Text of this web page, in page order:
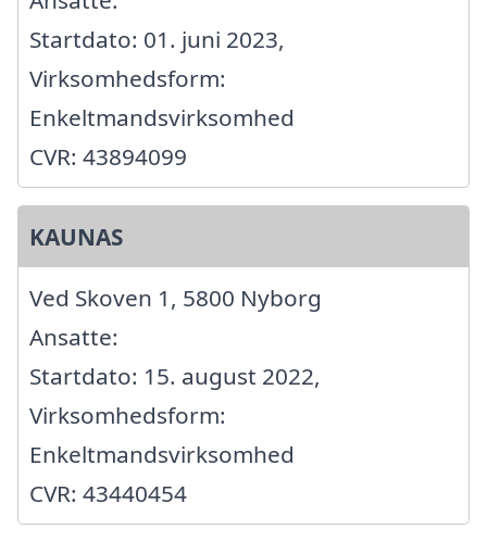
Startdato: 01. juni 2023,
Virksomhedsform:
Enkeltmandsvirksomhed
CVR: 43894099
KAUNAS
Ved Skoven 1, 5800 Nyborg
Ansatte:
Startdato: 15. august 2022,
Virksomhedsform:
Enkeltmandsvirksomhed
CVR: 43440454